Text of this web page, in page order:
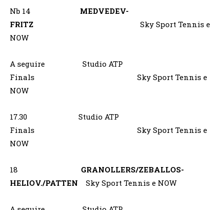
Nb 14 MEDVEDEV-
FRITZ Sky Sport Tennis e
NOW
A seguire Studio ATP
Finals Sky Sport Tennis e
NOW
17.30 Studio ATP
Finals Sky Sport Tennis e
NOW
18 GRANOLLERS/ZEBALLOS-
HELIOV./PATTEN Sky Sport Tennis e NOW